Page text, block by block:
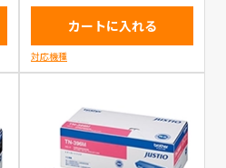
カートに入れる
対応機種